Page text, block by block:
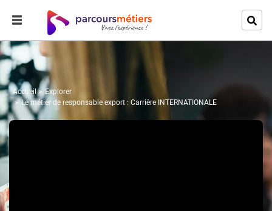
Accueil
Explorer
Le métier de responsable export : Carrière INTERNATIONALE